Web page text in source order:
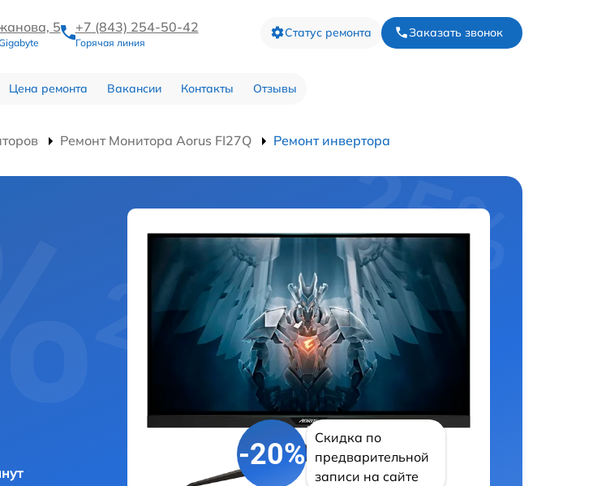
5 +7 (843) 254-50-42
Горячая линия
Статус ремонта Заказать звонок
Цена ремонта Вакансии Контакты Отзывы
Ремонт Монитора Aorus FI27Q Ремонт инвертора
-20%
Скидка по
предварительной
записи на сайте